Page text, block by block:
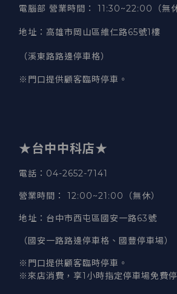
電腦部 營業時間 ： 11:30~22:00（無休
地址 ： 高雄市岡山區維仁路65號1樓
（溪東路路邊停車格）
※門口提供顧客臨時停車。
★台中中科店★
電話 ：04-2652-7141
營業時間 ： 12:00~21:00（無休）
地址 ：台中市西屯區國安一路63號
（國安一路路邊停車格、國豐停車場）
※門口提供顧客臨時停車。
※來店消費，享1小時指定停車場免費停